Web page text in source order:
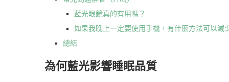
藍光眼鏡真的有用嗎？
如果我晚上一定要使用手機，有什麼方法可以減
總結
為何藍光影響睡眠品質